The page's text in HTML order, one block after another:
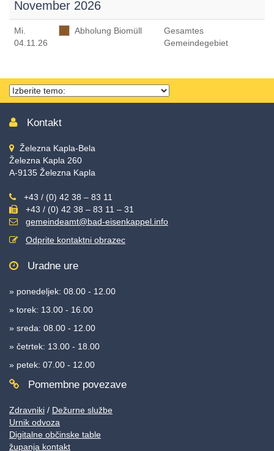
November 2026
Mi.
04.11.26
Abholung Biomüll
Gesamtes
Gemeindegebiet
Thema
wählen
Kontakt
Železna Kapla-Bela
Železna Kapla 260
A-9135 Železna Kapla
+43 / (0) 42 38 – 83 11
+43 / (0) 42 38 – 83 11 – 31
gemeindeamt@bad-eisenkappel.info
Odprite kontaktni obrazec
Uradne ure
» ponedeljek: 08.00 - 12.00
» torek: 13.00 - 16.00
» sreda: 08.00 - 12.00
» četrtek: 13.00 - 18.00
» petek: 07.00 - 12.00
Pomembne povezave
Zdravniki / Dežurne službe
Urnik odvoza
Digitalne občinske table
županja kontakt